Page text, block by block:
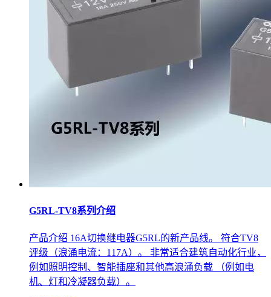
G5RL-TV8系列介绍
产品介绍 16A切换继电器G5RL的新产品线。 符合TV8
评级（浪涌电流：117A）。 非常适合建筑自动化行业，
例如照明控制、智能插座和其他高浪涌负载 （例如电
机、灯和冷凝器负载）。